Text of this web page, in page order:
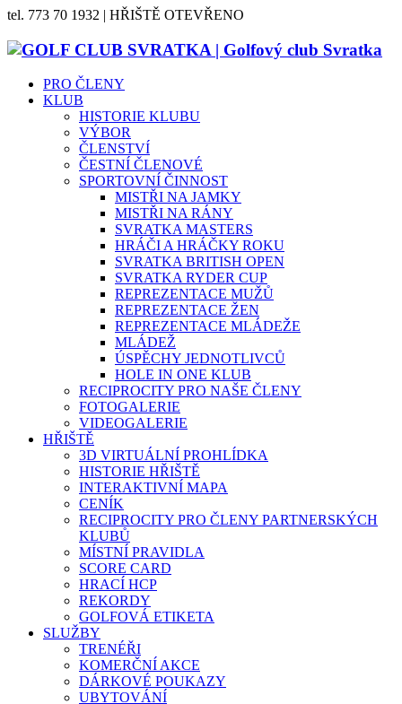
tel. 773 70 1932 | HŘIŠTĚ OTEVŘENO
PRO ČLENY
KLUB
HISTORIE KLUBU
VÝBOR
ČLENSTVÍ
ČESTNÍ ČLENOVÉ
SPORTOVNÍ ČINNOST
MISTŘI NA JAMKY
MISTŘI NA RÁNY
SVRATKA MASTERS
HRÁČI A HRÁČKY ROKU
SVRATKA BRITISH OPEN
SVRATKA RYDER CUP
REPREZENTACE MUŽŮ
REPREZENTACE ŽEN
REPREZENTACE MLÁDEŽE
MLÁDEŽ
ÚSPĚCHY JEDNOTLIVCŮ
HOLE IN ONE KLUB
RECIPROCITY PRO NAŠE ČLENY
FOTOGALERIE
VIDEOGALERIE
HŘIŠTĚ
3D VIRTUÁLNÍ PROHLÍDKA
HISTORIE HŘIŠTĚ
INTERAKTIVNÍ MAPA
CENÍK
RECIPROCITY PRO ČLENY PARTNERSKÝCH
KLUBŮ
MÍSTNÍ PRAVIDLA
SCORE CARD
HRACÍ HCP
REKORDY
GOLFOVÁ ETIKETA
SLUŽBY
TRENÉŘI
KOMERČNÍ AKCE
DÁRKOVÉ POUKAZY
UBYTOVÁNÍ